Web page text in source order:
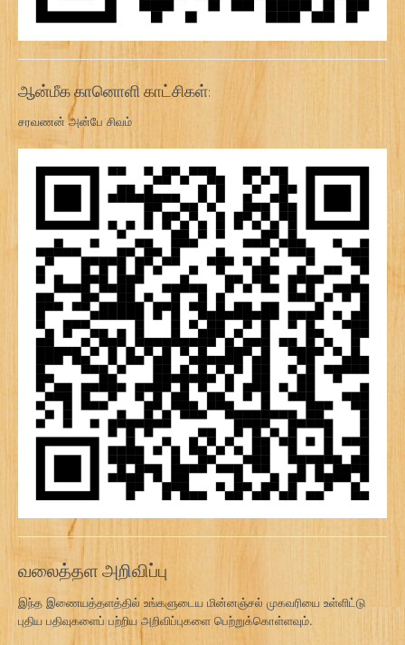
ஆன்மீக கானொளி காட்சிகள்:
சரவணன் அன்பே சிவம்
வலைத்தள அறிவிப்பு
இந்த இணையத்தளத்தில் உங்களுடைய மின்னஞ்சல் முகவரியை உள்ளிட்டு
புதிய பதிவுகளைப் பற்றிய அறிவிப்புகளை பெற்றுக்கொள்ளவும்.